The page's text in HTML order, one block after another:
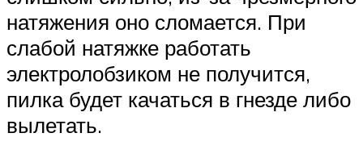
натяжения оно сломается. При
слабой натяжке работать
электролобзиком не получится,
пилка будет качаться в гнезде либо
вылетать.